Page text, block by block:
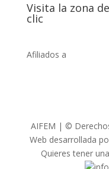
Visita la zona
clic
Afiliados a
AIFEM | ©
Web desarrollada
Quieres tener